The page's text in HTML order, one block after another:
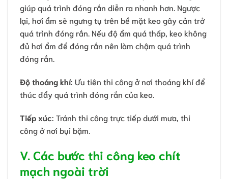
giúp quá trình đóng rắn diễn ra nhanh hơn. Ngược
lại, hơi ẩm sẽ ngưng tụ trên bề mặt keo gây cản trở
quá trình đóng rắn. Nếu độ ẩm quá thấp, keo không
đủ hơi ẩm để đóng rắn nên làm chậm quá trình
đóng rắn.
Độ thoáng khí: Ưu tiên thi công ở nơi thoáng khí để
thúc đẩy quá trình đóng rắn của keo.
Tiếp xúc: Tránh thi công trực tiếp dưới mưa, thi
công ở nơi bụi bặm.
V. Các bước thi công keo chít
mạch ngoài trời